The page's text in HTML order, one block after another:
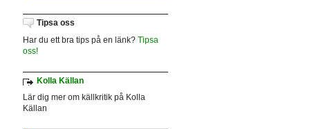
Tipsa oss
Har du ett bra tips på en länk? Tipsa
oss!
Kolla Källan
Lär dig mer om källkritik på Kolla
Källan